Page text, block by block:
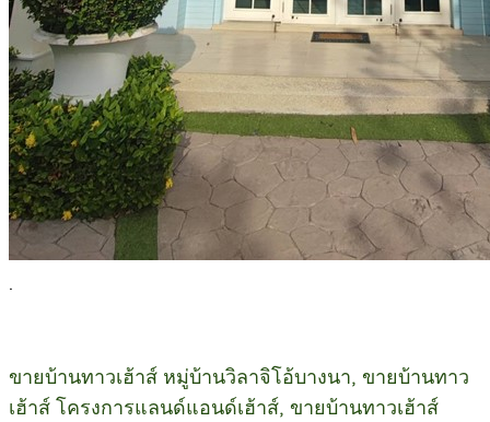
.
ขายบ้านทาวเฮ้าส์ หมู่บ้านวิลาจิโอ้บางนา, ขายบ้านทาว
เฮ้าส์ โครงการแลนด์แอนด์เฮ้าส์, ขายบ้านทาวเฮ้าส์